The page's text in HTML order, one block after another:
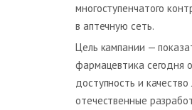
многоступенчатого
в аптечную сеть.
Цель кампании —
фармацевтика сегодня
доступность и
отечественные